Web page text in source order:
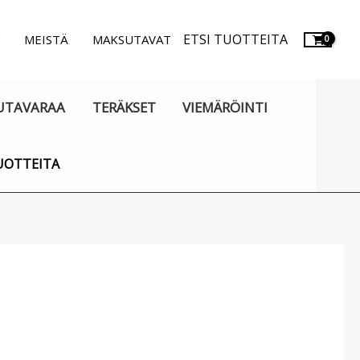
MEISTÄ MAKSUTAVAT ETSI TUOTTEITA
TERÄKSET VIEMÄRÖINTI